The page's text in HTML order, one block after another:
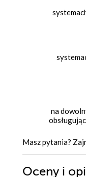
na
Masz pytania?
Oceny i